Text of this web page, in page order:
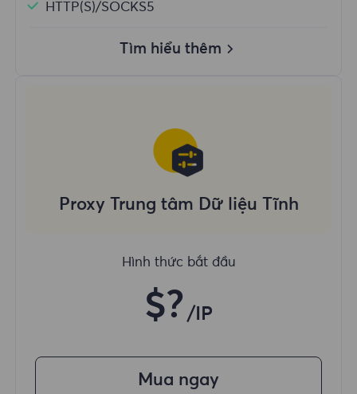
HTTP(S)/SOCKS5
Tìm hiểu thêm
Proxy Trung tâm Dữ liệu Tĩnh
Hình thức bắt đầu
$? /IP
Mua ngay